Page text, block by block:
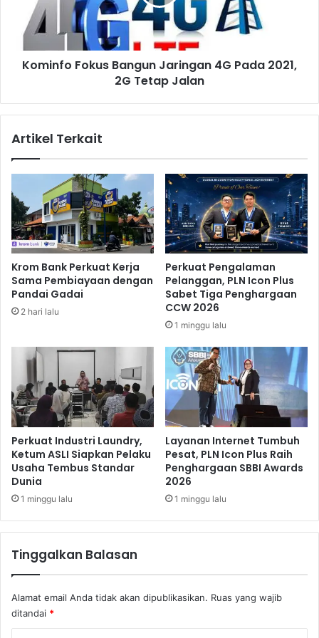
O
I
9
P
e
m
e
r
n
a
a
r
a
n
g
K
e
r
n
T
a
h
n
J
a
r
i
g
a
4
P
a
2
0
2
1
,
2
G
a
p
a
l
a
Kominfo Fokus Bangun Jaringan 4G Pada 2021,
2G Tetap Jalan
Artikel Terkait
Krom Bank Perkuat Kerja
Sama Pembiayaan dengan
Pandai Gadai
2 hari lalu
Perkuat Pengalaman
Pelanggan, PLN Icon Plus
Sabet Tiga Penghargaan
CCW 2026
1 minggu lalu
Perkuat Industri Laundry,
Ketum ASLI Siapkan Pelaku
Usaha Tembus Standar
Dunia
1 minggu lalu
Layanan Internet Tumbuh
Pesat, PLN Icon Plus Raih
Penghargaan SBBI Awards
2026
1 minggu lalu
Tinggalkan Balasan
Alamat email Anda tidak akan dipublikasikan. Ruas yang wajib
ditandai *